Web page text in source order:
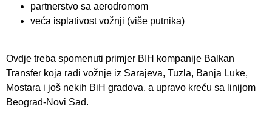
partnerstvo sa aerodromom
veća isplativost vožnji (više putnika)
Ovdje treba spomenuti primjer BIH kompanije Balkan
Transfer koja radi vožnje iz Sarajeva, Tuzla, Banja Luke,
Mostara i još nekih BiH gradova, a upravo kreću sa linijom
Beograd-Novi Sad.